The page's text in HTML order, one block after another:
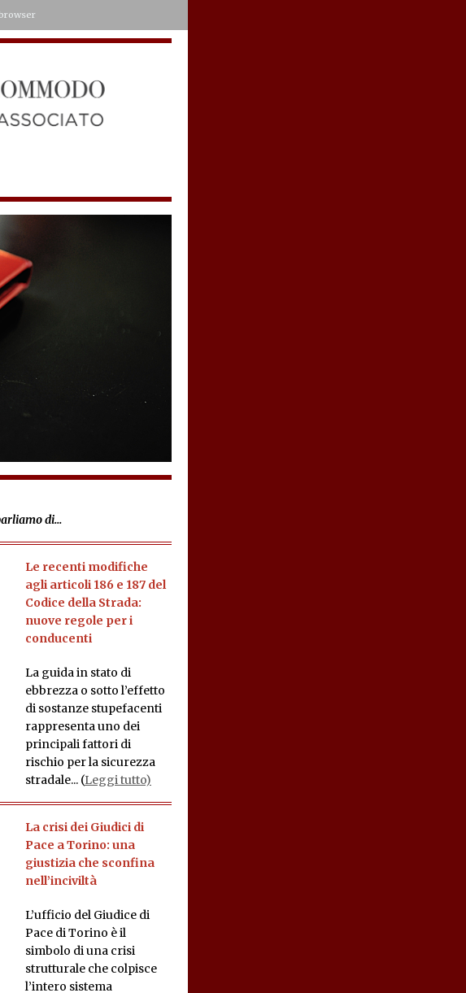
di...
Le recenti modifiche
agli articoli 186 e 187 del
Codice della Strada:
nuove regole per i
conducenti
La guida in stato di
ebbrezza o sotto l’effetto
di sostanze stupefacenti
rappresenta uno dei
principali fattori di
rischio per la sicurezza
stradale... (Leggi tutto)
La crisi dei Giudici di
Pace a Torino: una
giustizia che sconfina
nell’inciviltà
L’ufficio del Giudice di
Pace di Torino è il
simbolo di una crisi
strutturale che colpisce
l’intero sistema